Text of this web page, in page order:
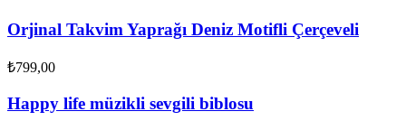
Orjinal Takvim Yaprağı Deniz Motifli Çerçeveli
₺799,00
Happy life müzikli sevgili biblosu